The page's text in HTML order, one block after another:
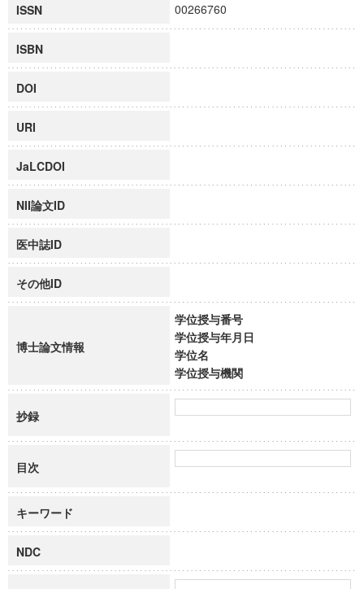
ISSN 00266760
ISBN
DOI
URI
JaLCDOI
NII論文ID
医中誌ID
その他ID
博士論文情報
学位授与番号
学位授与年月日
学位名
学位授与機関
抄録
目次
キーワード
NDC